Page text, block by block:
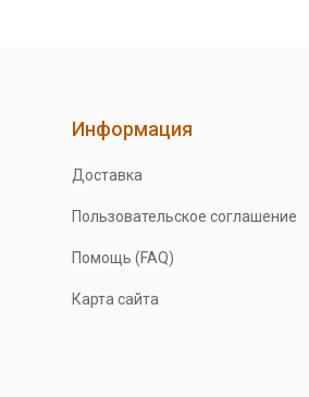
Информация
Доставка
Пользовательское соглашение
Помощь (FAQ)
Карта сайта